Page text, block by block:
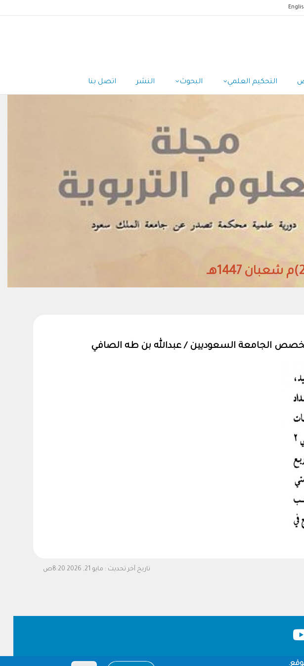
التحكيم العلمي البحوث النشر اتصل بنا
الجامعة السعوديين / عبدالله بن طه الصافي
تاريخ آخر تحديث : مايو 21, 2026 8:20ص
شروط الاستخدام